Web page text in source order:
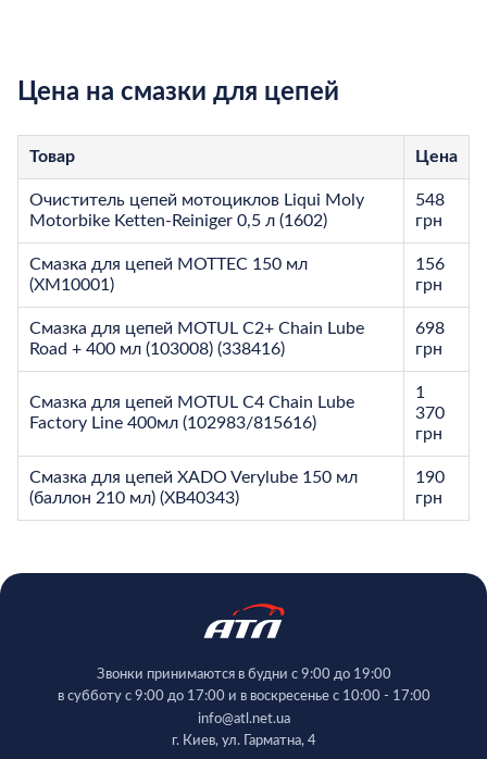
Цена на смазки для цепей
Товар Цена
Очиститель цепей мотоциклов Liqui Moly
Motorbike Ketten-Reiniger 0,5 л (1602)
548
грн
Смазка для цепей MOTTEC 150 мл
(XM10001)
156
грн
Смазка для цепей MOTUL C2+ Chain Lube
Road + 400 мл (103008) (338416)
698
грн
Смазка для цепей MOTUL C4 Chain Lube
Factory Line 400мл (102983/815616)
1
370
грн
Смазка для цепей XADO Verylube 150 мл
(баллон 210 мл) (XB40343)
190
грн
Звонки принимаются в будни с 9:00 до 19:00
в субботу с 9:00 до 17:00 и в воскресенье с 10:00 - 17:00
info@atl.net.ua
г. Киев, ул. Гарматна, 4